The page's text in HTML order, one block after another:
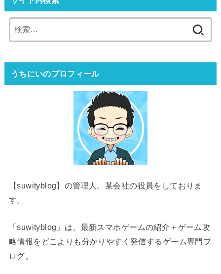
索:
うちにいのプロフィール
【suwityblog】の管理人。某会社の役員をしておりま
す。
「suwityblog」は、最新スマホゲームの紹介＋ゲーム攻
略情報をどこよりも分かりやすく発信するゲーム専門ブ
ログ。